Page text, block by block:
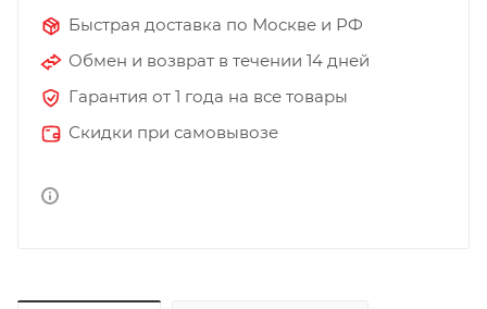
Быстрая доставка по Москве и РФ
Обмен и возврат в течении 14 дней
Гарантия от 1 года на все товары
Скидки при самовывозе